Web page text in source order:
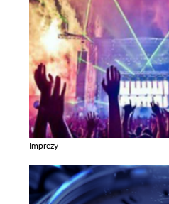
Imprezy